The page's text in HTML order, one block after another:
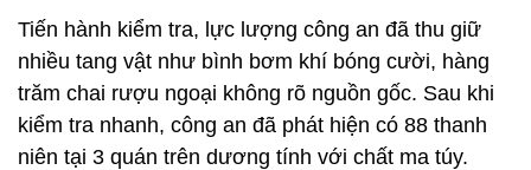
Tiến hành kiểm tra, lực lượng công an đã thu giữ
nhiều tang vật như bình bơm khí bóng cười, hàng
trăm chai rượu ngoại không rõ nguồn gốc. Sau khi
kiểm tra nhanh, công an đã phát hiện có 88 thanh
niên tại 3 quán trên dương tính với chất ma túy.